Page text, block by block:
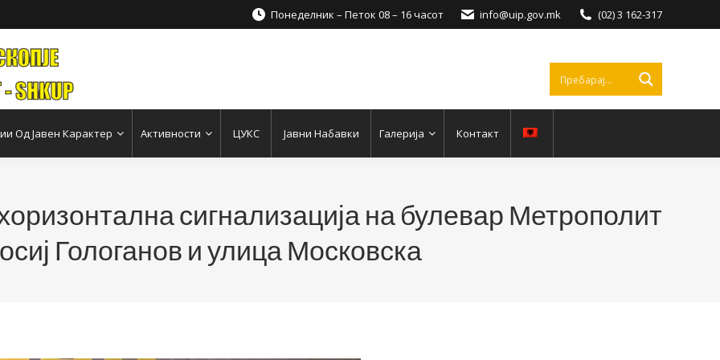
Понеделник – Петок 08 – 16 часот info@uip.gov.mk (02) 3 162-317
Од Јавен Карактер Активности ЦУКС Јавни Набавки Галерија Контакт
сигнализација на булевар Метрополит
Гологанов и улица Московска